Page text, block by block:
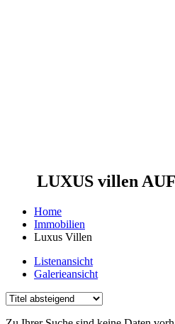
LUXUS villen
Home
Immobilien
Luxus Villen
Listenansicht
Galerieansicht